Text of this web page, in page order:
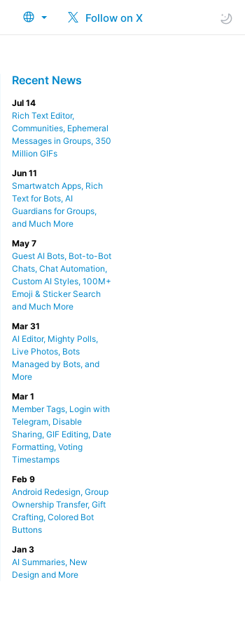
Follow on X
Recent News
Jul 14
Rich Text Editor,
Communities, Ephemeral
Messages in Groups, 350
Million GIFs
Jun 11
Smartwatch Apps, Rich
Text for Bots, AI
Guardians for Groups,
and Much More
May 7
Guest AI Bots, Bot-to-Bot
Chats, Chat Automation,
Custom AI Styles, 100M+
Emoji & Sticker Search
and Much More
Mar 31
AI Editor, Mighty Polls,
Live Photos, Bots
Managed by Bots, and
More
Mar 1
Member Tags, Login with
Telegram, Disable
Sharing, GIF Editing, Date
Formatting, Voting
Timestamps
Feb 9
Android Redesign, Group
Ownership Transfer, Gift
Crafting, Colored Bot
Buttons
Jan 3
AI Summaries, New
Design and More